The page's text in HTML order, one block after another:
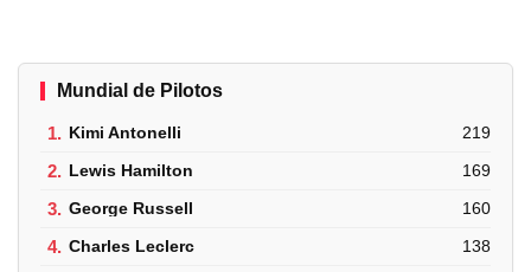
Mundial de Pilotos
1. Kimi Antonelli 219
2. Lewis Hamilton 169
3. George Russell 160
4. Charles Leclerc 138